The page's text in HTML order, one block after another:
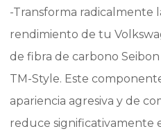
-Transforma radicalmente
rendimiento de tu
de fibra de carbono
TM-Style. Este
apariencia agresiva y de
reduce significativamente